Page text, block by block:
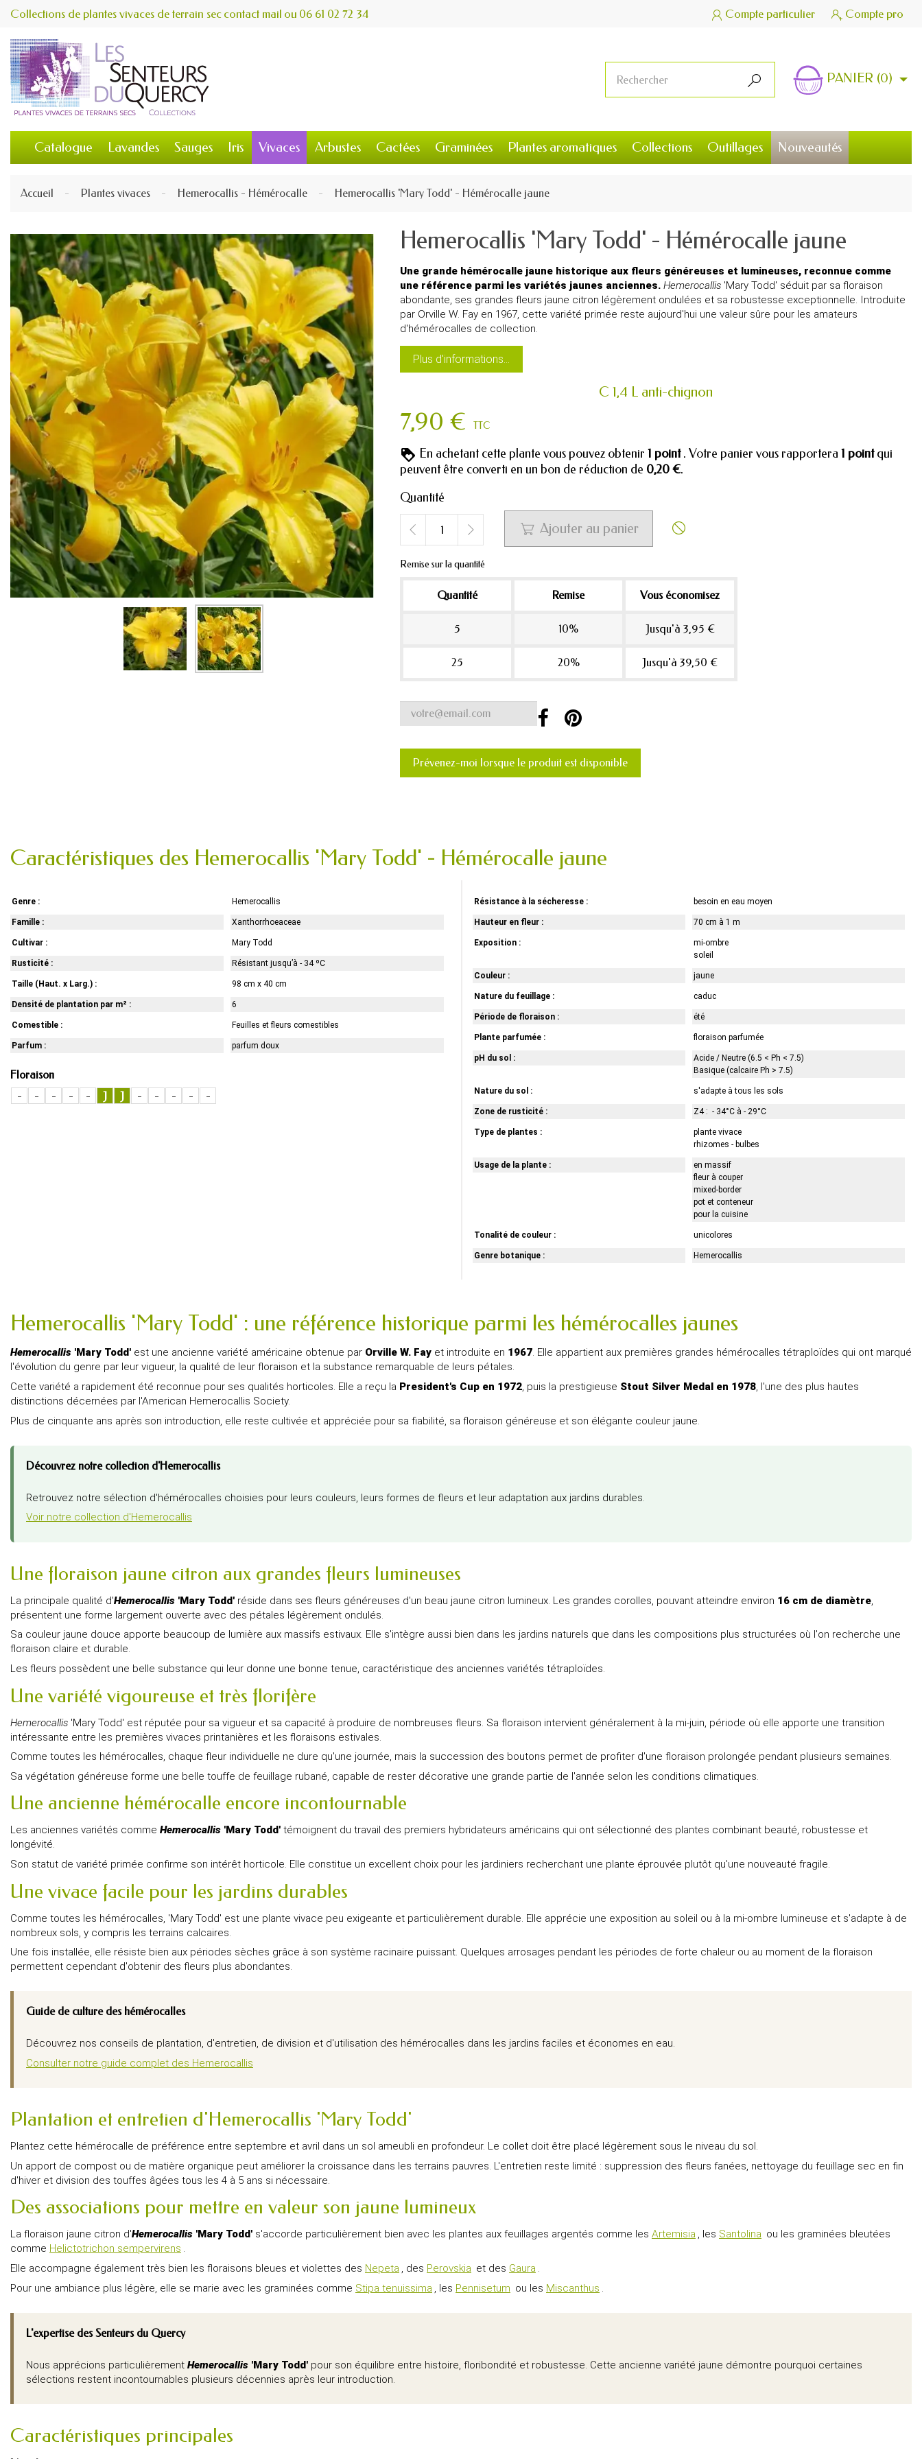
Collections de plantes vivaces de terrain sec contact mail ou 06 61 02 72 34  Compte particulier  Compte pro
 PANIER (0)
Catalogue Lavandes Sauges Iris Vivaces Arbustes Cactées Graminées Plantes aromatiques Collections Outillages Nouveautés
Accueil Plantes vivaces Hemerocallis - Hémérocalle Hemerocallis 'Mary Todd' - Hémérocalle jaune
Hemerocallis 'Mary Todd' - Hémérocalle jaune
Une grande hémérocalle jaune historique aux fleurs généreuses et lumineuses, reconnue comme
une référence parmi les variétés jaunes anciennes. Hemerocallis 'Mary Todd' séduit par sa floraison
abondante, ses grandes fleurs jaune citron légèrement ondulées et sa robustesse exceptionnelle. Introduite
par Orville W. Fay en 1967, cette variété primée reste aujourd'hui une valeur sûre pour les amateurs
d'hémérocalles de collection.
Plus d'informations...
C 1,4 L anti-chignon
7,90 € TTC
En achetant cette plante vous pouvez obtenir 1 point . Votre panier vous rapportera 1 pointqui
peuvent être converti en un bon de réduction de 0,20 €.
Quantité
 Ajouter au panier 
Remise sur la quantité
Quantité Remise Vous économisez
5 10% Jusqu'à 3,95 €
25 20% Jusqu'à 39,50 €
Prévenez-moi lorsque le produit est disponible
Caractéristiques des Hemerocallis 'Mary Todd' - Hémérocalle jaune
Genre : Hemerocallis
Famille : Xanthorrhoeaceae
Cultivar : Mary Todd
Rusticité : Résistant jusqu’à - 34 ºC
Taille (Haut. x Larg.) : 98 cm x 40 cm
Densité de plantation par m² : 6
Comestible : Feuilles et fleurs comestibles
Parfum : parfum doux
Floraison
-
- - - - J J - - - - -
Résistance à la sécheresse : besoin en eau moyen
Hauteur en fleur : 70 cm à 1 m
Exposition :
mi-ombre
soleil
Couleur : jaune
Nature du feuillage : caduc
Période de floraison : été
Plante parfumée : floraison parfumée
pH du sol :
Acide / Neutre (6.5 < Ph < 7.5)
Basique (calcaire Ph > 7.5)
Nature du sol : s'adapte à tous les sols
Zone de rusticité : Z4 : - 34°C à - 29°C
Type de plantes :
plante vivace
rhizomes - bulbes
Usage de la plante :
en massif
fleur à couper
mixed-border
pot et conteneur
pour la cuisine
Tonalité de couleur : unicolores
Genre botanique : Hemerocallis
Hemerocallis 'Mary Todd' : une référence historique parmi les hémérocalles jaunes
Hemerocallis 'Mary Todd' est une ancienne variété américaine obtenue par Orville W. Fay et introduite en 1967. Elle appartient aux premières grandes hémérocalles tétraploïdes qui ont marqué
l'évolution du genre par leur vigueur, la qualité de leur floraison et la substance remarquable de leurs pétales.
Cette variété a rapidement été reconnue pour ses qualités horticoles. Elle a reçu la President's Cup en 1972, puis la prestigieuse Stout Silver Medal en 1978, l'une des plus hautes
distinctions décernées par l'American Hemerocallis Society.
Plus de cinquante ans après son introduction, elle reste cultivée et appréciée pour sa fiabilité, sa floraison généreuse et son élégante couleur jaune.
Découvrez notre collection d'Hemerocallis
Retrouvez notre sélection d'hémérocalles choisies pour leurs couleurs, leurs formes de fleurs et leur adaptation aux jardins durables.
Voir notre collection d'Hemerocallis
Une floraison jaune citron aux grandes fleurs lumineuses
La principale qualité d'Hemerocallis 'Mary Todd' réside dans ses fleurs généreuses d'un beau jaune citron lumineux. Les grandes corolles, pouvant atteindre environ 16 cm de diamètre,
présentent une forme largement ouverte avec des pétales légèrement ondulés.
Sa couleur jaune douce apporte beaucoup de lumière aux massifs estivaux. Elle s'intègre aussi bien dans les jardins naturels que dans les compositions plus structurées où l'on recherche une
floraison claire et durable.
Les fleurs possèdent une belle substance qui leur donne une bonne tenue, caractéristique des anciennes variétés tétraploïdes.
Une variété vigoureuse et très florifère
Hemerocallis 'Mary Todd' est réputée pour sa vigueur et sa capacité à produire de nombreuses fleurs. Sa floraison intervient généralement à la mi-juin, période où elle apporte une transition
intéressante entre les premières vivaces printanières et les floraisons estivales.
Comme toutes les hémérocalles, chaque fleur individuelle ne dure qu'une journée, mais la succession des boutons permet de profiter d'une floraison prolongée pendant plusieurs semaines.
Sa végétation généreuse forme une belle touffe de feuillage rubané, capable de rester décorative une grande partie de l'année selon les conditions climatiques.
Une ancienne hémérocalle encore incontournable
Les anciennes variétés comme Hemerocallis 'Mary Todd' témoignent du travail des premiers hybridateurs américains qui ont sélectionné des plantes combinant beauté, robustesse et
longévité.
Son statut de variété primée confirme son intérêt horticole. Elle constitue un excellent choix pour les jardiniers recherchant une plante éprouvée plutôt qu'une nouveauté fragile.
Une vivace facile pour les jardins durables
Comme toutes les hémérocalles, 'Mary Todd' est une plante vivace peu exigeante et particulièrement durable. Elle apprécie une exposition au soleil ou à la mi-ombre lumineuse et s'adapte à de
nombreux sols, y compris les terrains calcaires.
Une fois installée, elle résiste bien aux périodes sèches grâce à son système racinaire puissant. Quelques arrosages pendant les périodes de forte chaleur ou au moment de la floraison
permettent cependant d'obtenir des fleurs plus abondantes.
Guide de culture des hémérocalles
Découvrez nos conseils de plantation, d'entretien, de division et d'utilisation des hémérocalles dans les jardins faciles et économes en eau.
Consulter notre guide complet des Hemerocallis
Plantation et entretien d'Hemerocallis 'Mary Todd'
Plantez cette hémérocalle de préférence entre septembre et avril dans un sol ameubli en profondeur. Le collet doit être placé légèrement sous le niveau du sol.
Un apport de compost ou de matière organique peut améliorer la croissance dans les terrains pauvres. L'entretien reste limité : suppression des fleurs fanées, nettoyage du feuillage sec en fin
d'hiver et division des touffes âgées tous les 4 à 5 ans si nécessaire.
Des associations pour mettre en valeur son jaune lumineux
La floraison jaune citron d'Hemerocallis 'Mary Todd' s'accorde particulièrement bien avec les plantes aux feuillages argentés comme les Artemisia , les Santolina ou les graminées bleutées
comme Helictotrichon sempervirens .
Elle accompagne également très bien les floraisons bleues et violettes des Nepeta , des Perovskia et des Gaura .
Pour une ambiance plus légère, elle se marie avec les graminées comme Stipa tenuissima , les Pennisetum ou les Miscanthus .
L'expertise des Senteurs du Quercy
Nous apprécions particulièrement Hemerocallis 'Mary Todd' pour son équilibre entre histoire, floribondité et robustesse. Cette ancienne variété jaune démontre pourquoi certaines
sélections restent incontournables plusieurs décennies après leur introduction.
Caractéristiques principales